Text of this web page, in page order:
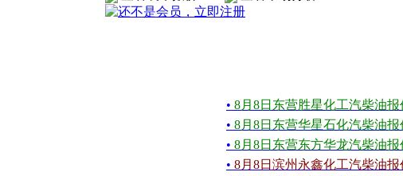
• 8月8日东营胜星化工汽柴油报
• 8月8日东营华星石化汽柴油报
• 8月8日东营东方华龙汽柴油报
• 8月8日滨州永鑫化工汽柴油报